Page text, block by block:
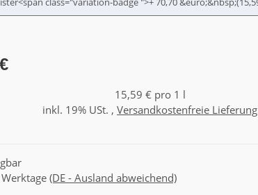
15,59 € pro 1 l
inkl. 19% USt. , Versandkostenfreie Lieferung
(DE - Ausland abweichend)